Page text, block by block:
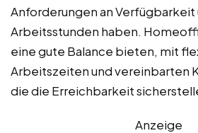
Anforderungen an Verfügbarkeit
Arbeitsstunden haben.
eine gute Balance bieten, mit
Arbeitszeiten und vereinbarten
die die Erreichbarkeit
Anzeige